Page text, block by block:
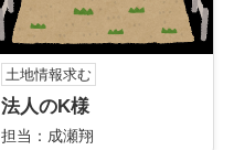
土地情報求む
法人のK様
担当：成瀬翔